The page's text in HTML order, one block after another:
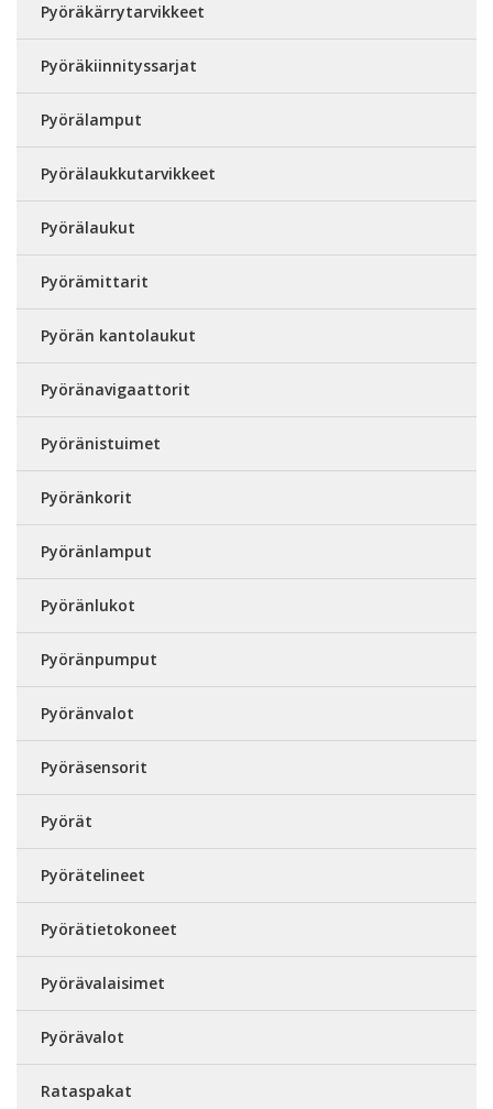
Pyöräkärrytarvikkeet
Pyöräkiinnityssarjat
Pyörälamput
Pyörälaukkutarvikkeet
Pyörälaukut
Pyörämittarit
Pyörän kantolaukut
Pyöränavigaattorit
Pyöränistuimet
Pyöränkorit
Pyöränlamput
Pyöränlukot
Pyöränpumput
Pyöränvalot
Pyöräsensorit
Pyörät
Pyörätelineet
Pyörätietokoneet
Pyörävalaisimet
Pyörävalot
Rataspakat